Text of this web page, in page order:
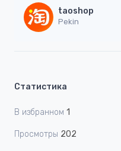
taoshop
Pekin
Статистика
В избранном 1
Просмотры 202